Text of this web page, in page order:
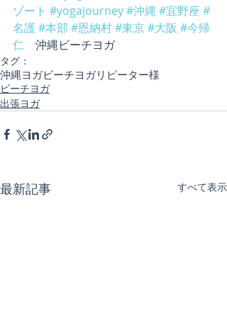
ゾート #yogajourney#沖縄 #宜野座 #
名護#本部 #恩納村#東京#大阪 #今帰
仁 沖縄ビーチヨガ
タグ：
沖縄ヨガビーチヨガリピーター様
ビーチヨガ
出張ヨガ
最新記事 すべて表示